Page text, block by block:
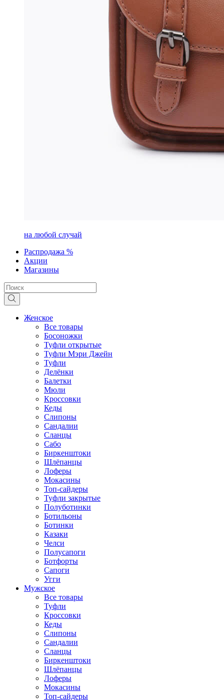
на любой случай
Распродажа %
Акции
Магазины
Женское
Все товары
Босоножки
Туфли открытые
Туфли Мэри Джейн
Туфли
Делёнки
Балетки
Мюли
Кроссовки
Кеды
Слипоны
Сандалии
Сланцы
Сабо
Биркенштоки
Шлёпанцы
Лоферы
Мокасины
Топ-сайдеры
Туфли закрытые
Полуботинки
Ботильоны
Ботинки
Казаки
Челси
Полусапоги
Ботфорты
Сапоги
Угги
Мужское
Все товары
Туфли
Кроссовки
Кеды
Слипоны
Сандалии
Сланцы
Биркенштоки
Шлёпанцы
Лоферы
Мокасины
Топ-сайдеры